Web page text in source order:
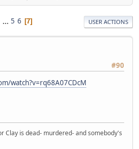
... 5 6 7 USER ACTIONS
#90
watch?v=rq68A07CDcM
Clay is dead- murdered- and somebody's